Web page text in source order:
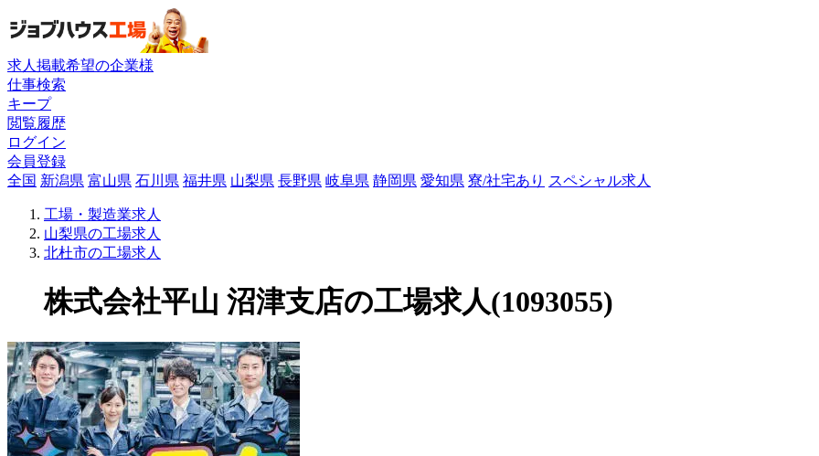
求人掲載希望の企業様
仕事検索
キープ
閲覧履歴
ログイン
会員登録
全国 新潟県 富山県 石川県 福井県 山梨県 長野県 岐阜県 静岡県 愛知県 寮/社宅あり スペシャル求人
工場・製造業求人
山梨県の工場求人
北杜市の工場求人
株式会社平山 沼津支店の工場求人(1093055)